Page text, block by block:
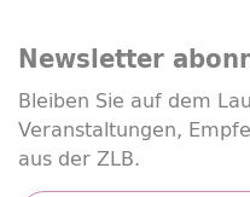
Newsletter
Bleiben Sie auf dem
Veranstaltungen,
aus der ZLB.